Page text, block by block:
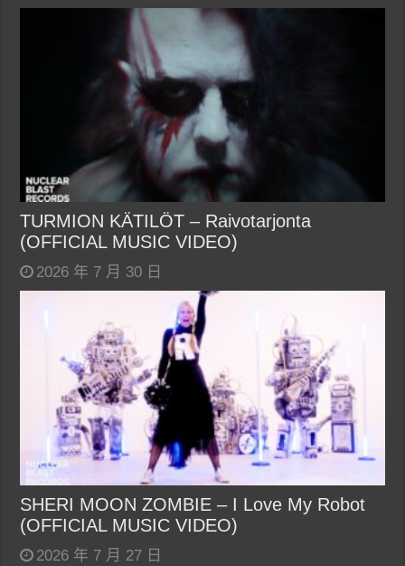
TURMION KÄTILÖT – Raivotarjonta
(OFFICIAL MUSIC VIDEO)
2026 年 7 月 30 日
SHERI MOON ZOMBIE – I Love My Robot
(OFFICIAL MUSIC VIDEO)
2026 年 7 月 27 日